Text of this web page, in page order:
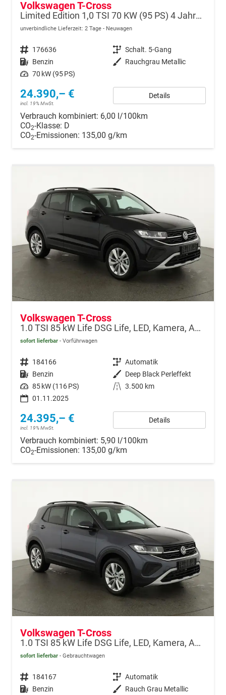
Volkswagen T-Cross
Limited Edition 1,0 TSI 70 KW (95 PS) 4 Jahre Garantie-2x PDC-App Connect-Sofort
unverbindliche Lieferzeit: 2 Tage Neuwagen
Fahrzeugnr. 176636 Getriebe Schalt. 5-Gang
Kraftstoff Benzin Außenfarbe Rauchgrau Metallic
Leistung 70 kW (95 PS)
24.390,– €
incl. 19% MwSt.
Details
Verbrauch kombiniert: 6,00 l/100km
CO2-Klasse: D
CO2-Emissionen: 135,00 g/km
Volkswagen T-Cross
1.0 TSI 85 kW Life DSG Life, LED, Kamera, ACC, Side, Winter, 17-Zoll, 3-J. Garantie
sofort lieferbar Vorführwagen
Fahrzeugnr. 184166 Getriebe Automatik
Kraftstoff Benzin Außenfarbe Deep Black Perleffekt
Leistung 85 kW (116 PS) Kilometerstand 3.500 km
01.11.2025
24.395,– €
incl. 19% MwSt.
Details
Verbrauch kombiniert: 5,90 l/100km
CO2-Emissionen: 135,00 g/km
Volkswagen T-Cross
1.0 TSI 85 kW Life DSG Life, LED, Kamera, ACC, Side, Winter, 17-Zoll, 3-J. Garantie
sofort lieferbar Gebrauchtwagen
Fahrzeugnr. 184167 Getriebe Automatik
Kraftstoff Benzin Außenfarbe Rauch Grau Metallic